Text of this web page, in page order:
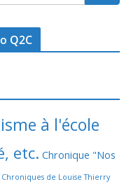
Q2C
à l'école
etc. Chronique "Nos
Chroniques de Louise Thierry